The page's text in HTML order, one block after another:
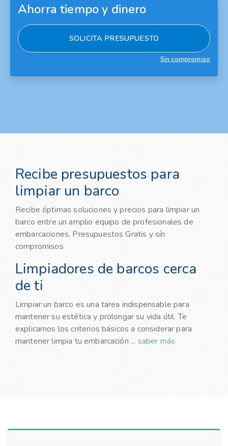
Ahorra tiempo y dinero
SOLICITA PRESUPUESTO
Sin compromiso
Recibe presupuestos para
limpiar un barco
Recibe óptimas soluciones y precios para limpiar un
barco entre un amplio equipo de profesionales de
embarcaciones. Presupuestos Gratis y sín
compromisos
Limpiadores de barcos cerca
de ti
Limpiar un barco es una tarea indispensable para
mantener su estética y prolongar su vida útil. Te
explicamos los criterios básicos a considerar para
mantener limpia tu embarcación ... saber más